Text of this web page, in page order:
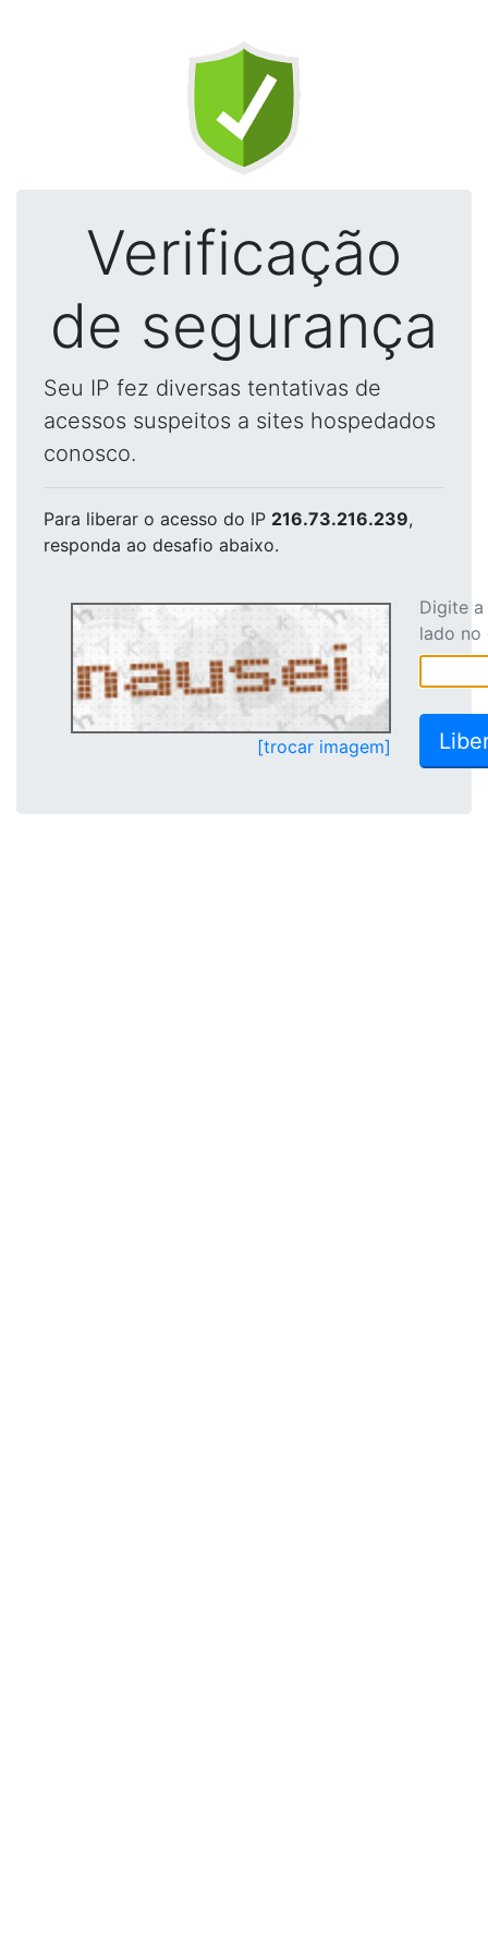
Verificação
de segurança
Seu IP fez diversas tentativas de
acessos suspeitos a sites hospedados
conosco.
Para liberar o acesso do IP 216.73.216.239,
responda ao desafio abaixo.
[trocar imagem]
Digite
lado no